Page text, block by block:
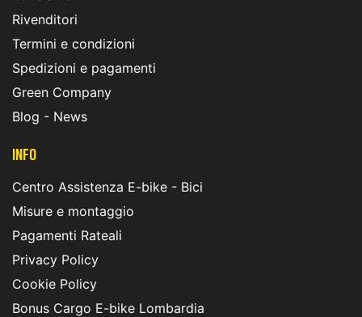
Rivenditori
Termini e condizioni
Spedizioni e pagamenti
Green Company
Blog - News
INFO
Centro Assistenza E-bike - Bici
Misure e montaggio
Pagamenti Rateali
Privacy Policy
Cookie Policy
Bonus Cargo E-bike Lombardia